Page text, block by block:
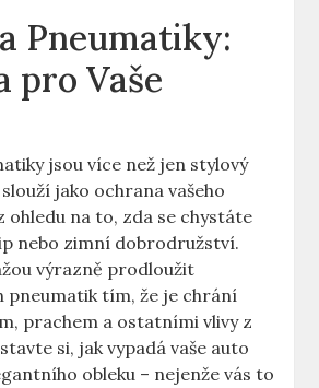
Pneumatiky:
pro Vaše
jsou více než jen stylový
jako ochrana vašeho
ohledu na to, zda se chystáte
nebo zimní dobrodružství.
výrazně prodloužit
pneumatik tím, že je chrání
prachem a ostatními vlivy z
si, jak vypadá vaše auto
obleku – nejenže vás to